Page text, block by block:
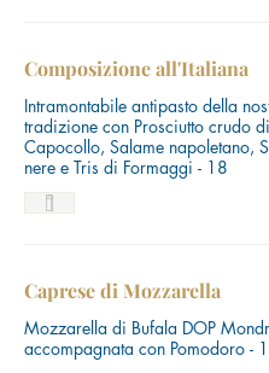
Composizione all'Italiana
Intramontabile antipasto della
tradizione con Prosciutto crudo
Capocollo, Salame napoletano,
nere e Tris di Formaggi - 18
Caprese di Mozzarella
Mozzarella di Bufala DOP
accompagnata con Pomodoro -